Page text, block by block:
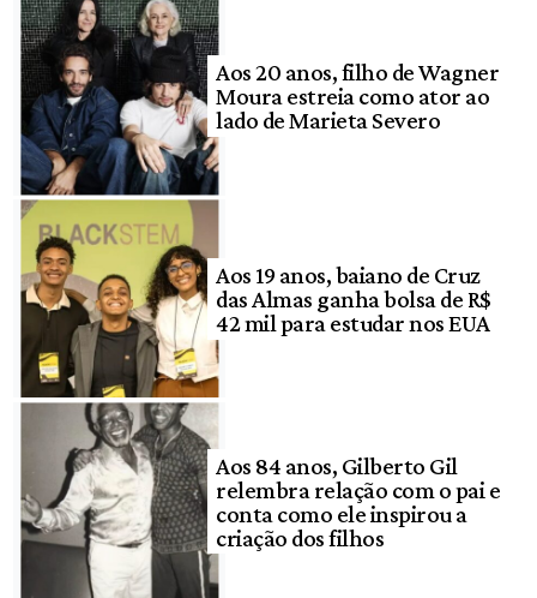
Aos 20 anos, filho de Wagner
Moura estreia como ator ao
lado de Marieta Severo
Aos 19 anos, baiano de Cruz
das Almas ganha bolsa de R$
42 mil para estudar nos EUA
Aos 84 anos, Gilberto Gil
relembra relação com o pai e
conta como ele inspirou a
criação dos filhos